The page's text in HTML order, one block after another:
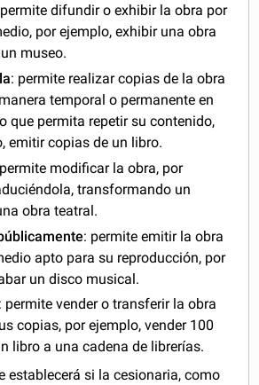
difundir o exhibir la obra por
por ejemplo, exhibir una obra
museo.
: permite realizar copias de la obra
temporal o permanente en
que permita repetir su contenido,
emitir copias de un libro.
modificar la obra, por
transformando un
obra teatral.
: permite emitir la obra
apto para su reproducción, por
un disco musical.
: permite vender o transferir la obra
copias, por ejemplo, vender 100
libro a una cadena de librerías.
establecerá si la cesionaria, como